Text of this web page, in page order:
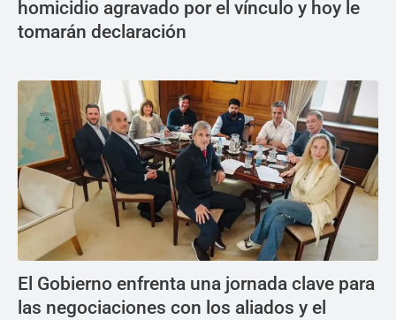
homicidio agravado por el vínculo y hoy le
tomarán declaración
El Gobierno enfrenta una jornada clave para
las negociaciones con los aliados y el